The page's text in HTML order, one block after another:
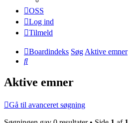
OSS
Log ind
Tilmeld
Boardindeks SøgAktive emner
Søg
Aktive emner
Gå til avanceret søgning